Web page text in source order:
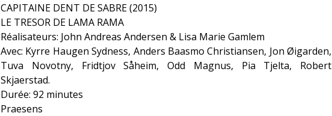
CAPITAINE DENT DE SABRE(2015)
LE TRESOR DE LAMA RAMA
Réalisateurs: John Andreas Andersen & Lisa Marie Gamlem
Avec: Kyrre Haugen Sydness, Anders Baasmo Christiansen, Jon Øigarden,
Tuva
Novotny, Fridtjov Såheim, Odd Magnus, Pia Tjelta, Robert
Skjaerstad.
Durée: 92 minutes
Praesens